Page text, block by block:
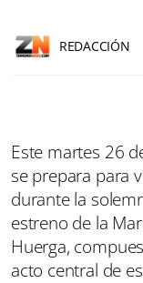
REDACCIÓN
Este martes 26
se prepara para
durante la
estreno de la
Huerga,
acto central de